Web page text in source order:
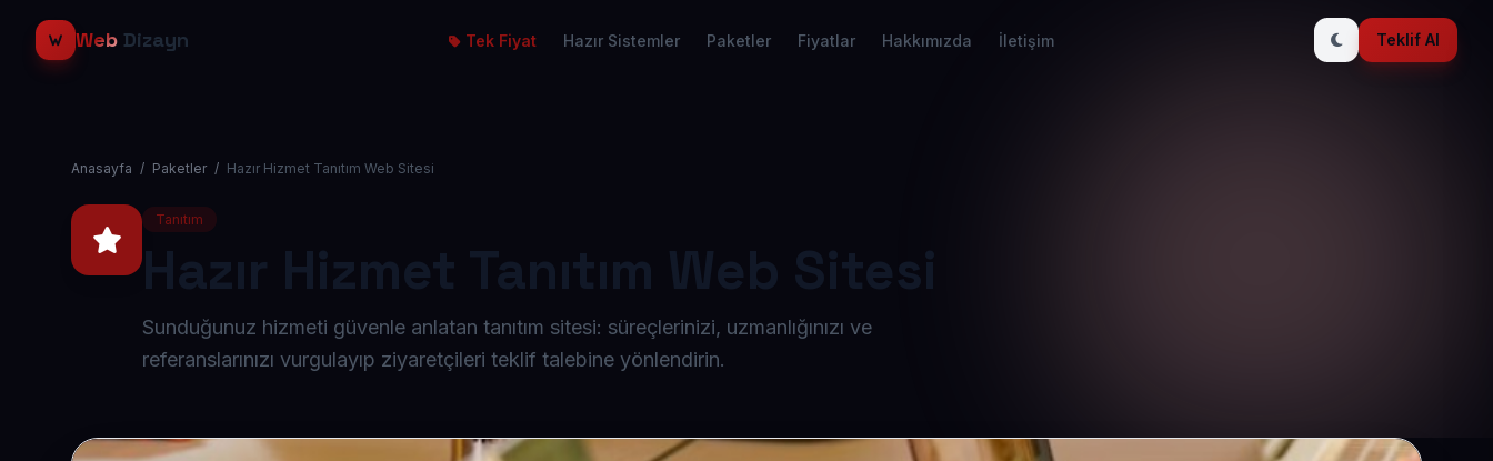
Web Dizayn Tek Fiyat Hazır Sistemler Paketler Fiyatlar Hakkımızda İletişim Teklif Al
Anasayfa / Paketler / Hazır Hizmet Tanıtım Web Sitesi
Tanıtım
Hazır Hizmet Tanıtım Web Sitesi
Sunduğunuz hizmeti güvenle anlatan tanıtım sitesi: süreçlerinizi, uzmanlığınızı ve
referanslarınızı vurgulayıp ziyaretçileri teklif talebine yönlendirin.